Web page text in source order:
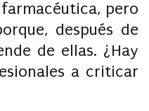
pero
después de
de ellas. ¿Hay
a criticar